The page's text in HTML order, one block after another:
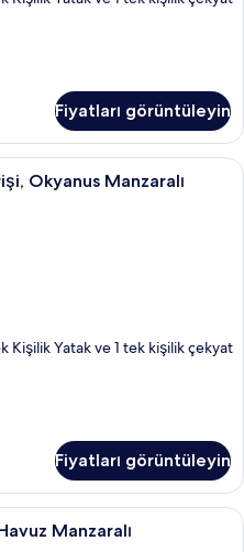
Fiyatları görüntüleyin
Minibar, odada kasa, masa, güneşlik/
Okyanus Manzaralı
Kişilik Yatak ve 1 tek kişilik çekyat
Fiyatları görüntüleyin
Minibar, odada kasa, masa, güneşlik/
Manzaralı